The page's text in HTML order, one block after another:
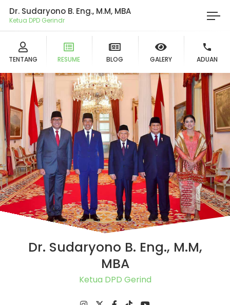
Dr. Sudaryono B. Eng., M.M, MBA
Ketua DPD Gerindra
TENTANG RESUME BLOG GALERY ADUAN
Dr. Sudaryono B. Eng., M.M,
MBA
Ketua DPD Gerindra